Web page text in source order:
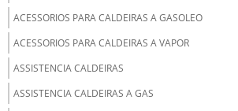
ACESSORIOS PARA CALDEIRAS A GASOLEO
ACESSORIOS PARA CALDEIRAS A VAPOR
ASSISTENCIA CALDEIRAS
ASSISTENCIA CALDEIRAS A GAS